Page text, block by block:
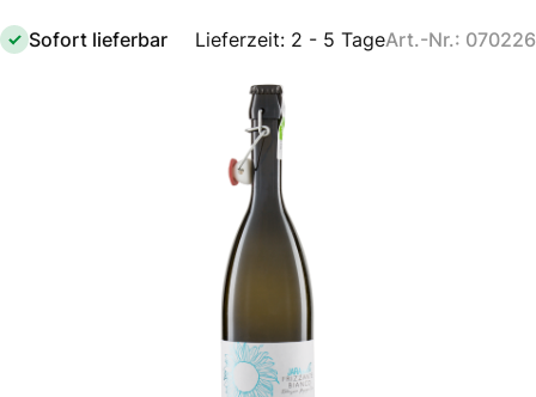
Sofort lieferbar Lieferzeit: 2 - 5 TageArt.-Nr.: 070226